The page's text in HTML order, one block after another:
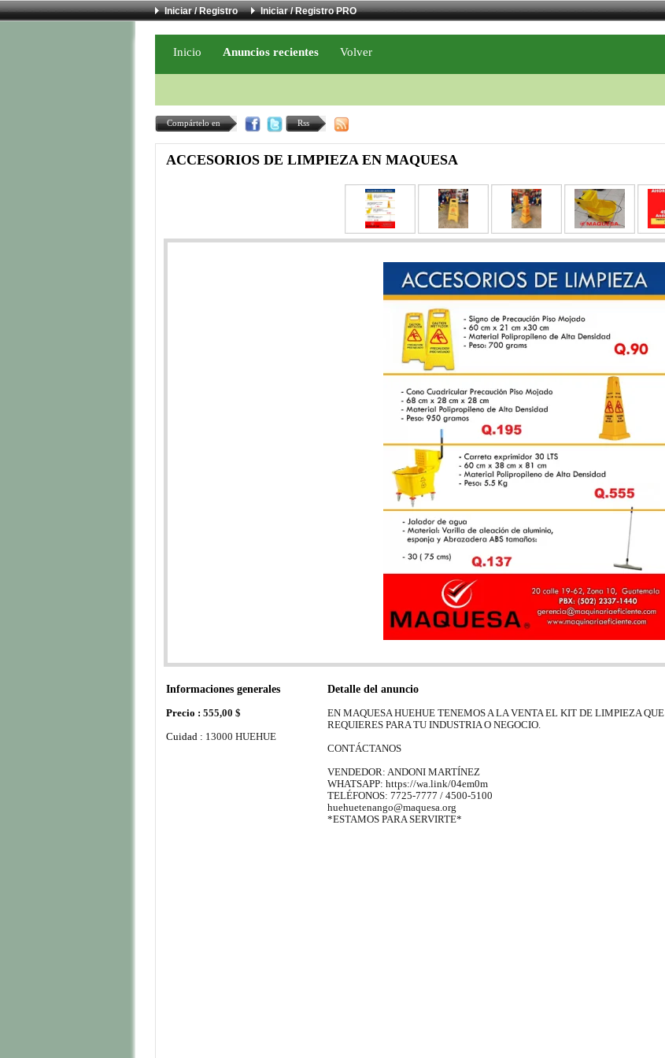
Iniciar / Registro Iniciar / Registro PRO
Inicio Anuncios recientes Volver
Compártelo en Rss
ACCESORIOS DE LIMPIEZA EN MAQUESA
Informaciones generales
Precio : 555,00 $
Cuidad : 13000 HUEHUE
Detalle del anuncio
EN MAQUESA HUEHUE TENEMOS A LA VENTA EL KIT DE LIMPIEZA QUE
REQUIERES PARA TU INDUSTRIA O NEGOCIO.
CONTÁCTANOS
VENDEDOR: ANDONI MARTÍNEZ
WHATSAPP: https://wa.link/04em0m
TELÉFONOS: 7725-7777 / 4500-5100
huehuetenango@maquesa.org
*ESTAMOS PARA SERVIRTE*